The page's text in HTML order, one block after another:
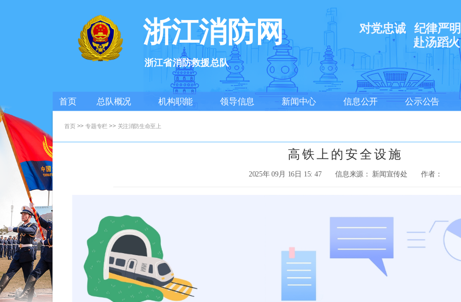
浙江消防网
浙江省消防救援总队
对党忠诚
纪律严明
赴汤蹈火
首页 总队概况 机构职能 领导信息 新闻中心 信息公开 公示公告
首页 >>专题专栏>> 关注消防生命至上
高铁上的安全设施
2025年 09月 16日 15: 47 信息来源： 新闻宣传处 作者：